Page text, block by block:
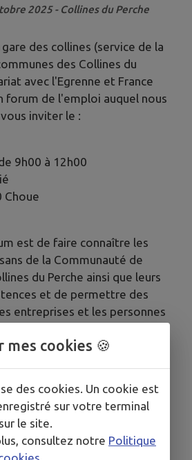
2025 - Collines du Perche
gare des collines (service de la
des Collines du
avec l'Egrenne et France
forum de l'emploi auquel nous
inviter le :
9h00 à 12h00
Choue
est de faire connaître les
de la Communauté de
du Perche ainsi que leurs
et de permettre des
entreprises et les personnes
ou envisageant de de se
le domaine de l’emploi et de
présents.
jointe
mes cookies 🍪
des cookies. Un cookie est
sur votre terminal
le site.
consultez notre Politique